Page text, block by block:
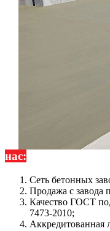
нас:
Сеть бетонных
Продажа с завода
Качество ГОСТ
7473-2010;
Аккредитованная